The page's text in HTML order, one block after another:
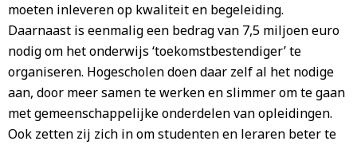
moeten inleveren op kwaliteit en begeleiding.
Daarnaast is eenmalig een bedrag van 7,5 miljoen euro
nodig om het onderwijs ‘toekomstbestendiger’ te
organiseren. Hogescholen doen daar zelf al het nodige
aan, door meer samen te werken en slimmer om te gaan
met gemeenschappelijke onderdelen van opleidingen.
Ook zetten zij zich in om studenten en leraren beter te